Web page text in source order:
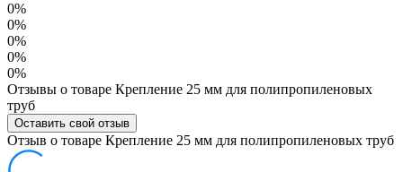
0%
0%
0%
0%
0%
Отзывы о товаре Крепление 25 мм для полипропиленовых
труб
Оставить свой отзыв
Отзыв о товаре Крепление 25 мм для полипропиленовых труб